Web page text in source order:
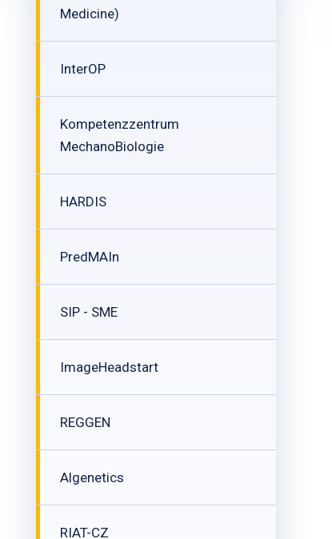
Medicine)
InterOP
Kompetenzzentrum
MechanoBiologie
HARDIS
PredMAIn
SIP - SME
ImageHeadstart
REGGEN
Algenetics
RIAT-CZ